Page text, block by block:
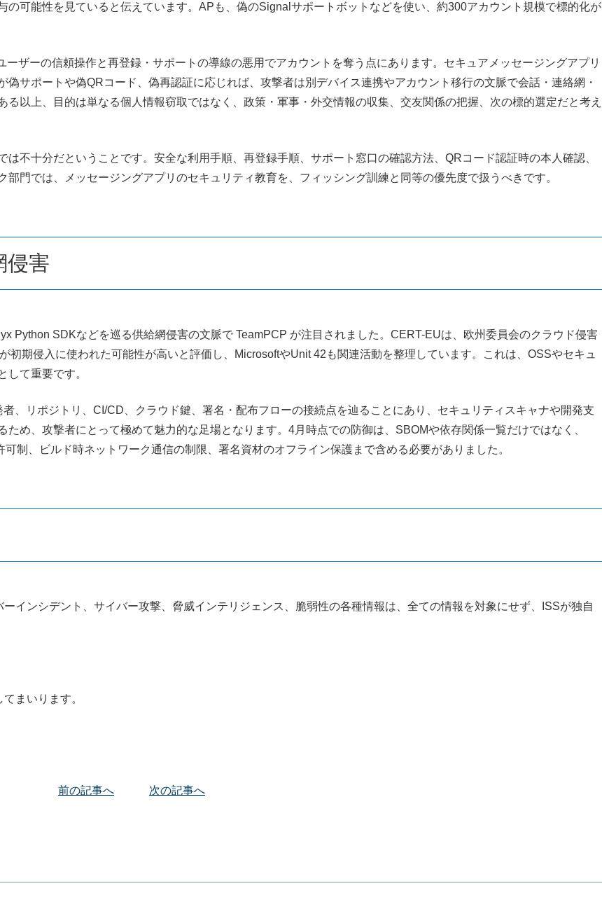
可能性を見ていると伝えています。APも、偽のSignalサポートボットなどを使い、約300アカウント規模で標的化が
ザーの信頼操作と再登録・サポートの導線の悪用でアカウントを奪う点にあります。セキュアメッセージングアプリ
サポートや偽QRコード、偽再認証に応じれば、攻撃者は別デバイス連携やアカウント移行の文脈で会話・連絡網・
以上、目的は単なる個人情報窃取ではなく、政策・軍事・外交情報の収集、交友関係の把握、次の標的選定だと考え
不十分だということです。安全な利用手順、再登録手順、サポート窓口の確認方法、QRコード認証時の本人確認、
門では、メッセージングアプリのセキュリティ教育を、フィッシング訓練と同等の優先度で扱うべきです。
侵害
Python SDKなどを巡る供給網侵害の文脈で TeamPCP が注目されました。CERT-EUは、欧州委員会のクラウド侵害
初期侵入に使われた可能性が高いと評価し、MicrosoftやUnit 42も関連活動を整理しています。これは、OSSやセキュ
して重要です。
、リポジトリ、CI/CD、クラウド鍵、署名・配布フローの接続点を辿ることにあり、セキュリティスキャナや開発支
め、攻撃者にとって極めて魅力的な足場となります。4月時点での防御は、SBOMや依存関係一覧だけではなく、
制、ビルド時ネットワーク通信の制限、署名資材のオフライン保護まで含める必要がありました。
インシデント、サイバー攻撃、脅威インテリジェンス、脆弱性の各種情報は、全ての情報を対象にせず、ISSが独自
まいります。
前の記事へ 次の記事へ